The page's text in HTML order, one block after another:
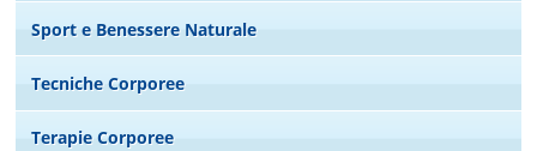
Sport e Benessere Naturale
Tecniche Corporee
Terapie Corporee